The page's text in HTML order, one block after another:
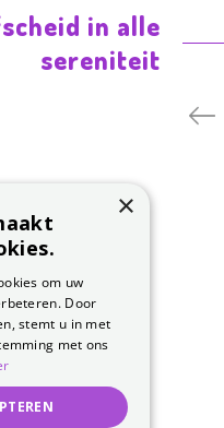
in alle
sereniteit
×
om uw
Door
stemt u in met
met ons